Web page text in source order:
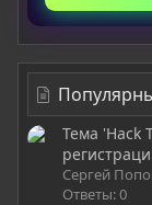
Тема 'Hack
Сергей
Ответы: 0